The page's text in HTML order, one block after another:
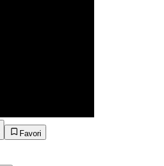
Favori